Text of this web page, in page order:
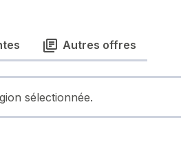
Autres offres
sélectionnée.